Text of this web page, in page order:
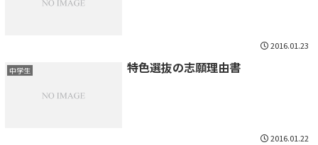
2016.01.23
中学生 特色選抜の志願理由書
2016.01.22